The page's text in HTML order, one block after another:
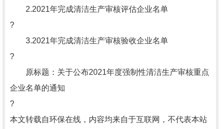
2.2021年完成清洁生产审核评估企业名单
?
3.2021年完成清洁生产审核验收企业名单
?
原标题：关于公布2021年度强制性清洁生产审核重点
企业名单的通知
?
本文转载自环保在线，内容均来自于互联网，不代表本站